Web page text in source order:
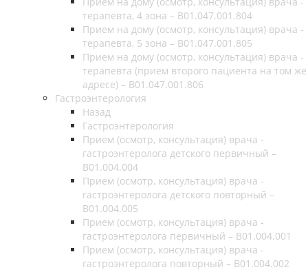
терапевта, 4 зона – В01.047.001.804
Прием на дому (осмотр, консультация) врача -
терапевта, 5 зона – В01.047.001.805
Прием на дому (осмотр, консультация) врача -
терапевта (прием второго пациента на том же
адресе) – В01.047.001.806
Гастроэнтерология
Назад
Гастроэнтерология
Прием (осмотр, консультация) врача -
гастроэнтеролога детского первичный –
B01.004.004
Прием (осмотр, консультация) врача -
гастроэнтеролога детского повторный –
B01.004.005
Прием (осмотр, консультация) врача -
гастроэнтеролога первичный – B01.004.001
Прием (осмотр, консультация) врача -
гастроэнтеролога повторный – B01.004.002